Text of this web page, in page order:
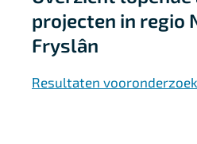
projecten in regio
Fryslân
Resultaten